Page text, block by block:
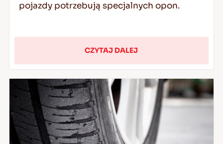
pojazdy potrzebują specjalnych opon.
CZYTAJ DALEJ